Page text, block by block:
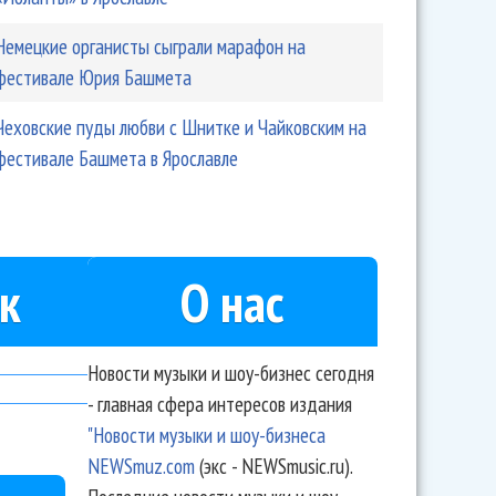
органисты сыграли марафон на
Юрия Башмета
пуды любви с Шнитке и Чайковским на
Башмета в Ярославле
О нас
Новости музыки и шоу-бизнес сегодня
- главная сфера интересов издания
"Новости музыки и шоу-бизнеса
NEWSmuz.com(экс - NEWSmusic.ru).